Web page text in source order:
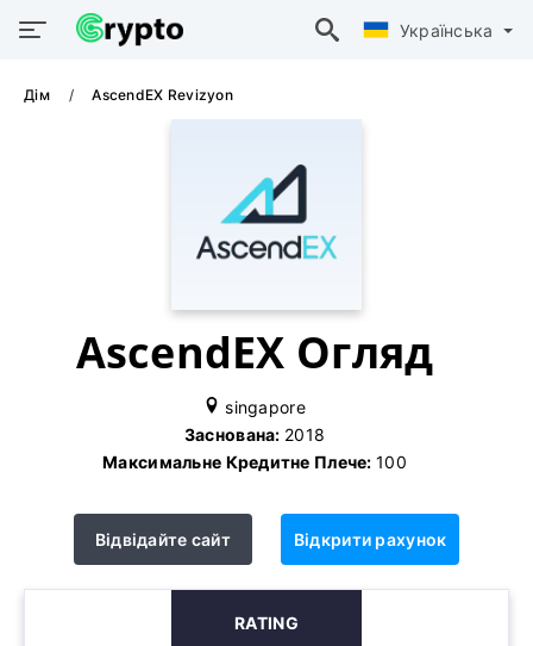
Українська
Дім AscendEX Revizyon
AscendEX Огляд
singapore
Заснована: 2018
Максимальне Кредитне Плече: 100
Відвідайте сайт Відкрити рахунок
RATING